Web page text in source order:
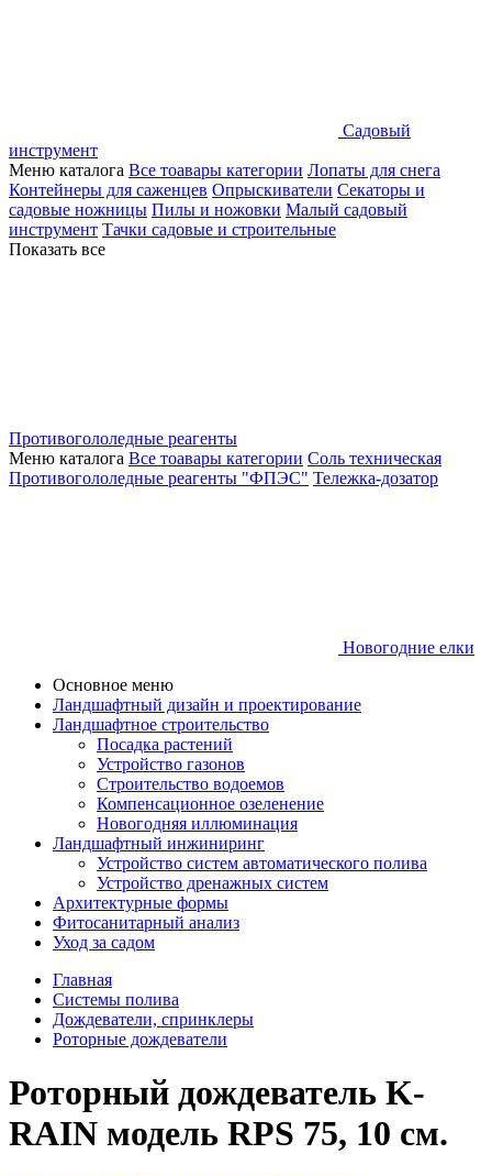
Садовый
инструмент
Меню каталога Все тоавары категории Лопаты для снега
Контейнеры для саженцев Опрыскиватели Секаторы и
садовые ножницы Пилы и ножовки Малый садовый
инструмент Тачки садовые и строительные
Показать все
Противогололедные реагенты
Меню каталога Все тоавары категории Соль техническая
Противогололедные реагенты "ФПЭС" Тележка-дозатор
Новогодние елки
Основное меню
Ландшафтный дизайн и проектирование
Ландшафтное строительство
Посадка растений
Устройство газонов
Строительство водоемов
Компенсационное озеленение
Новогодняя иллюминация
Ландшафтный инжиниринг
Устройство систем автоматического полива
Устройство дренажных систем
Aрхитектурные формы
Фитосанитарный анализ
Уход за садом
Главная
Системы полива
Дождеватели, спринклеры
Роторные дождеватели
Роторный дождеватель K-
RAIN модель RPS 75, 10 см.